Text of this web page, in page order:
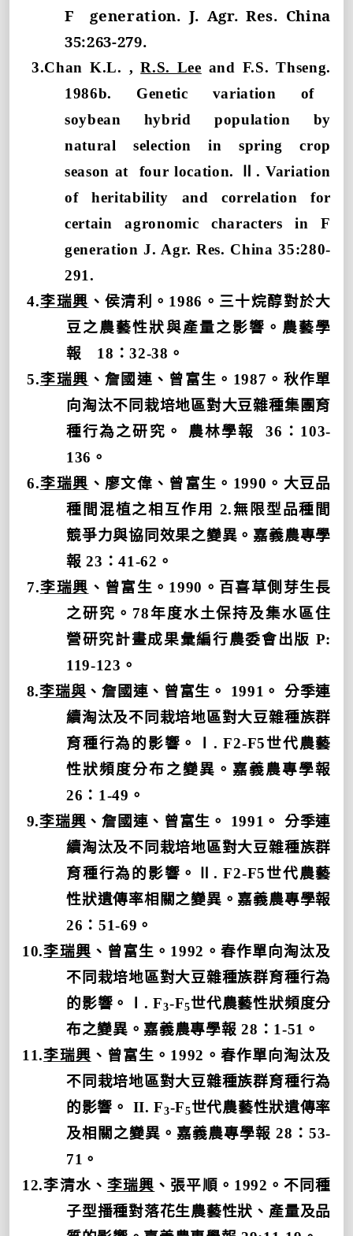
F
generation. J. Agr. Res. China
35:263-279.
3.Chan K.L. ,R.S. Lee and F.S. Thseng.
1986b.
Genetic variation
of
soybean hybrid population by
natural selection in spring crop
season at
four location. Ⅱ . Variation
of heritability and correlation for
certain agronomic characters in F
generation J. Agr. Res. China 35:280-
291.
4.李瑞興 、侯清利。 1986 。三十烷醇對於大
豆之農藝性狀與產量之影響。農藝學
報 18 ：32-38 。
5.李瑞興 、詹國連、曾富生。 1987 。秋作單
向淘汰不同栽培地區對大豆雜種集團育
種行為之研究。 農林學報
36 ： 103-
136 。
6.李瑞興 、廖文偉、曾富生。 1990 。大豆品
種間混植之相互作用 2.無限型品種間
競爭力與協同效果之變異。嘉義農專學
報 23 ：41-62 。
7.李瑞興 、曾富生。 1990 。百喜草側芽生長
之研究。 78年度水土保持及集水區住
營研究計畫成果彙編行農委會出版 P:
119-123 。
8.李瑞與 、詹國連、曾富生。 1991 。 分季連
續淘汰及不同栽培地區對大豆雜種族群
育種行為的影響。Ⅰ. F2-F5世代農藝
性狀頻度分布之變異。嘉義農專學報
26 ： 1-49 。
9.李瑞興 、詹國連、曾富生。 1991 。 分季連
續淘汰及不同栽培地區對大豆雜種族群
育種行為的影響。Ⅱ. F2-F5世代農藝
性狀遺傳率相關之變異。嘉義農專學報
26 ：51-69 。
10.李瑞興 、曾富生。 1992 。春作單向淘汰及
不同栽培地區對大豆雜種族群育種行為
的影響。Ⅰ. F3-F5世代農藝性狀頻度分
布之變異。嘉義農專學報 28 ： 1-51 。
11.李瑞興 、曾富生。 1992 。春作單向淘汰及
不同栽培地區對大豆雜種族群育種行為
的影響。
II. F3-F5世代農藝性狀遺傳率
及相關之變異。嘉義農專學報 28 ： 53-
71 。
12.李清水、 李瑞興 、張平順。 1992 。不同種
子型播種對落花生農藝性狀、產量及品